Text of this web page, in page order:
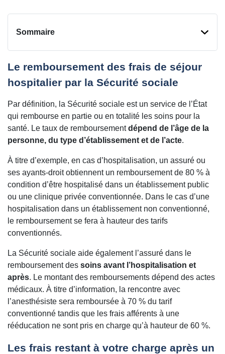
Sommaire
Le remboursement des frais de séjour
hospitalier par la Sécurité sociale
Par définition, la Sécurité sociale est un service de l’État
qui rembourse en partie ou en totalité les soins pour la
santé. Le taux de remboursementdépend de l’âge de la
personne, du type d’établissement et de l’acte.
À titre d’exemple, en cas d’hospitalisation, un assuré ou
ses ayants-droit obtiennent un remboursement de 80 % à
condition d’être hospitalisé dans un établissement public
ou une clinique privée conventionnée. Dans le cas d’une
hospitalisation dans un établissement non conventionné,
le remboursement se fera à hauteur des tarifs
conventionnés.
La Sécurité sociale aide également l’assuré dans le
remboursement des soins avant l’hospitalisation et
après. Le montant des remboursements dépend des actes
médicaux. À titre d’information, la rencontre avec
l’anesthésiste sera remboursée à 70 % du tarif
conventionné tandis que les frais afférents à une
rééducation ne sont pris en charge qu’à hauteur de 60 %.
Les frais restant à votre charge après un